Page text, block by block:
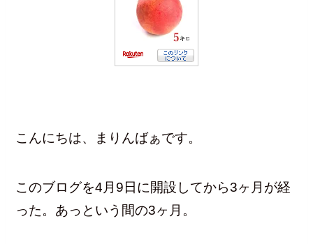
こんにちは、まりんばぁです。
このブログを4月9日に開設してから3ヶ月が経
った。あっという間の3ヶ月。